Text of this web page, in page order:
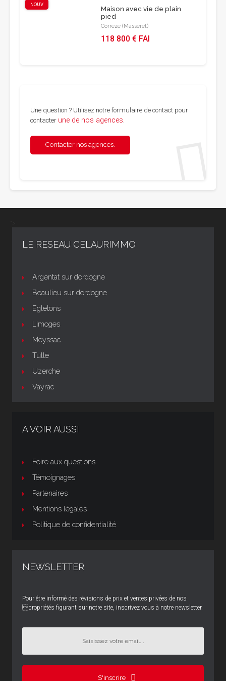
NOUV
Maison avec vie de plain
pied
Corrèze (Masseret)
118 800 € FAI
Une question ? Utilisez notre formulaire de contact pour
contacter une de nos agences
Contacter nos agences.
LE RESEAU CELAURIMMO
Argentat sur dordogne
Beaulieu sur dordogne
Egletons
Limoges
Meyssac
Tulle
Uzerche
Vayrac
A VOIR AUSSI
Foire aux questions
Témoignages
Partenaires
Mentions légales
Politique de confidentialité
NEWSLETTER
Pour être informé des révisions de prix et ventes privées de nos
propriétés figurant sur notre site, inscrivez vous à notre newsletter.
S'inscrire